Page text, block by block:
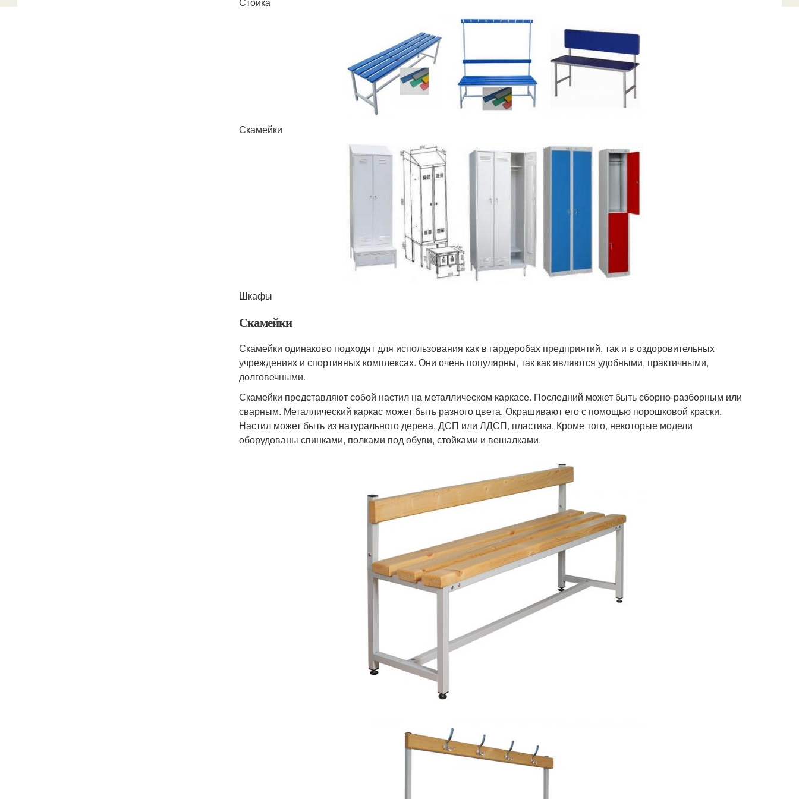
Скамейки
Шкафы
Скамейки
Скамейки одинаково подходят для использования как в гардеробах предприятий, так и в оздоровительных
учреждениях и спортивных комплексах. Они очень популярны, так как являются удобными, практичными,
долговечными.
Скамейки представляют собой настил на металлическом каркасе. Последний может быть сборно-разборным или
сварным. Металлический каркас может быть разного цвета. Окрашивают его с помощью порошковой краски.
Настил может быть из натурального дерева, ДСП или ЛДСП, пластика. Кроме того, некоторые модели
оборудованы спинками, полками под обуви, стойками и вешалками.